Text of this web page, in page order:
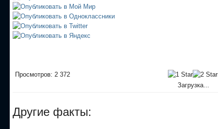
Просмотров: 2 372
Загрузка...
Другие факты: